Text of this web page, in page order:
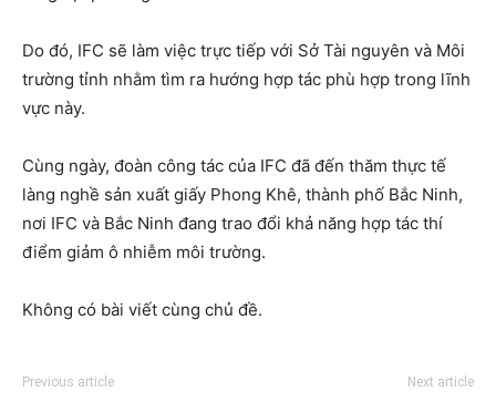
Do đó, IFC sẽ làm việc trực tiếp với Sở Tài nguyên và Môi
trường tỉnh nhằm tìm ra hướng hợp tác phù hợp trong lĩnh
vực này.
Cùng ngày, đoàn công tác của IFC đã đến thăm thực tế
làng nghề sản xuất giấy Phong Khê, thành phố Bắc Ninh,
nơi IFC và Bắc Ninh đang trao đổi khả năng hợp tác thí
điểm giảm ô nhiễm môi trường.
Không có bài viết cùng chủ đề.
Previous article Next article